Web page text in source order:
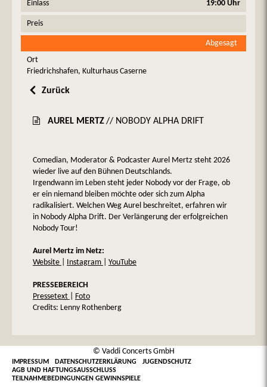
Einlass 19:00 Uhr
Preis
Abgesagt
Ort
Friedrichshafen, Kulturhaus Caserne
Zurück
AUREL MERTZ// NOBODY ALPHA DRIFT
Comedian, Moderator & Podcaster Aurel Mertz steht 2026
wieder live auf den Bühnen Deutschlands.
Irgendwann im Leben steht jeder Nobody vor der Frage, ob
er ein niemand bleiben möchte oder sich zum Alpha
radikalisiert. Welchen Weg Aurel beschreitet, erfahren wir
in Nobody Alpha Drift. Der Verlängerung der erfolgreichen
Nobody Tour!
Aurel Mertz im Netz:
Website
Instagram YouTube
PRESSEBEREICH
Pressetext
Foto
Credits: Lenny Rothenberg
© Vaddi Concerts GmbH
IMPRESSUM DATENSCHUTZERKLÄRUNG
JUGENDSCHUTZ
AGB UND HAFTUNGSAUSSCHLUSS
TEILNAHMEBEDINGUNGEN GEWINNSPIELE